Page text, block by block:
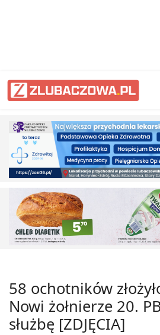
58 ochotników
Nowi żołnierze 20.
służbę [ZDJĘCIA]